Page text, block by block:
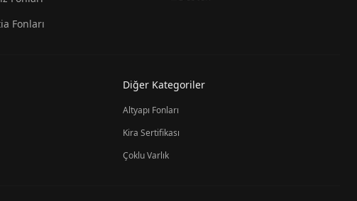
Fonları
Diğer Kategoriler
Altyapı Fonları
Kira Sertifikası
Çoklu Varlık